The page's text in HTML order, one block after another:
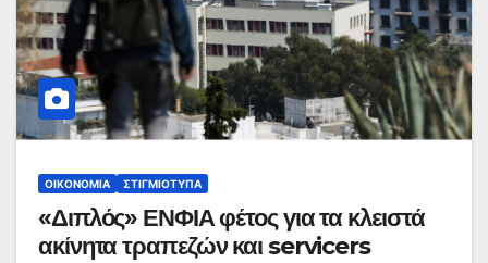
ΟΙΚΟΝΟΜΊΑ ΣΤΙΓΜΙΌΤΥΠΑ
«Διπλός» ΕΝΦΙΑ φέτος για τα κλειστά
ακίνητα τραπεζών και servicers